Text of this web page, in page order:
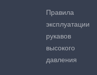
Правила
эксплуатации
рукавов
высокого
давления